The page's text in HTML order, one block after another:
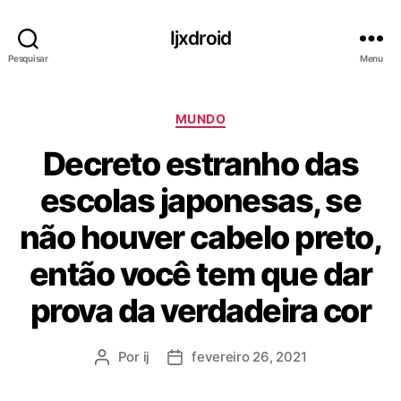
Pesquisar
Ijxdroid
Menu
C
t
e
g
o
r
i
a
s
MUNDO
Decreto estranho das
escolas japonesas, se
não houver cabelo preto,
então você tem que dar
prova da verdadeira cor
A Por ij
D fevereiro 26, 2021